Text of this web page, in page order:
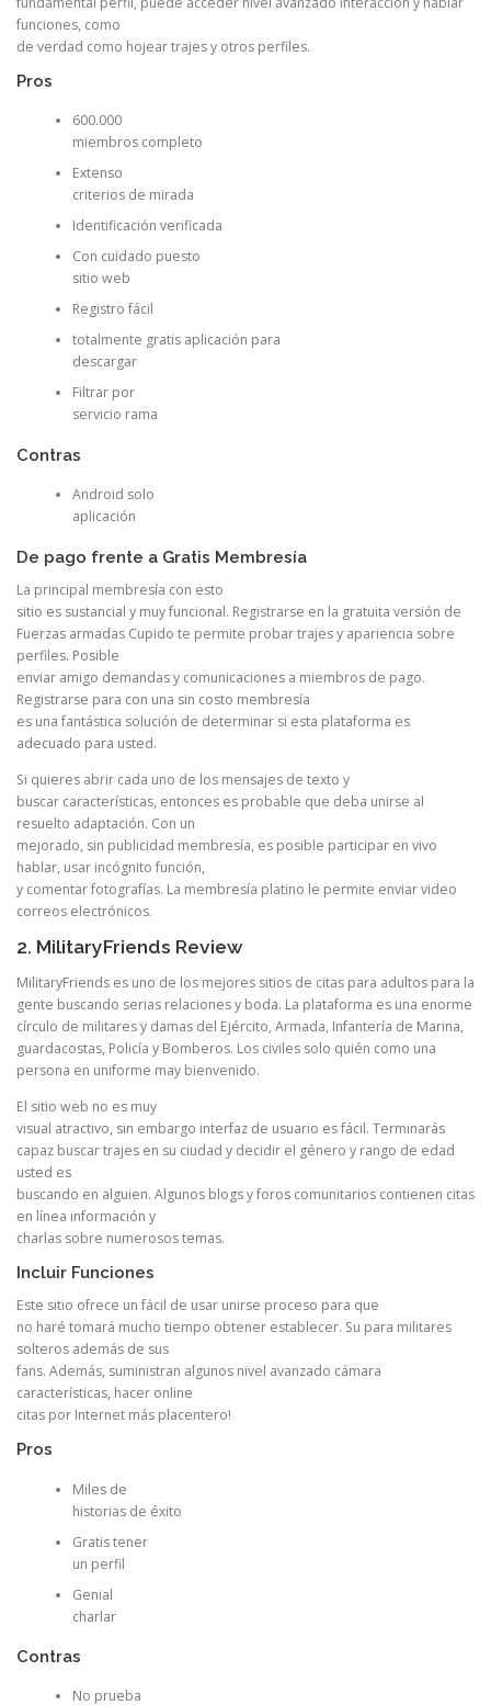
funciones, como
de verdad como hojear trajes y otros perfiles.
Pros
600.000
miembros completo
Extenso
criterios de mirada
Identificación verificada
Con cuidado puesto
sitio web
Registro fácil
totalmente gratis aplicación para
descargar
Filtrar por
servicio rama
Contras
Android solo
aplicación
De pago frente a Gratis Membresía
La principal membresía con esto
sitio es sustancial y muy funcional. Registrarse en la gratuita versión de
Fuerzas armadas Cupido te permite probar trajes y apariencia sobre
perfiles. Posible
enviar amigo demandas y comunicaciones a miembros de pago.
Registrarse para con una sin costo membresía
es una fantástica solución de determinar si esta plataforma es
adecuado para usted.
Si quieres abrir cada uno de los mensajes de texto y
buscar características, entonces es probable que deba unirse al
resuelto adaptación. Con un
mejorado, sin publicidad membresía, es posible participar en vivo
hablar, usar incógnito función,
y comentar fotografías. La membresía platino le permite enviar video
correos electrónicos.
2. MilitaryFriends Review
MilitaryFriends es uno de los mejores sitios de citas para adultos para la
gente buscando serias relaciones y boda. La plataforma es una enorme
círculo de militares y damas del Ejército, Armada, Infantería de Marina,
guardacostas, Policía y Bomberos. Los civiles solo quién como una
persona en uniforme may bienvenido.
El sitio web no es muy
visual atractivo, sin embargo interfaz de usuario es fácil. Terminarás
capaz buscar trajes en su ciudad y decidir el género y rango de edad
usted es
buscando en alguien. Algunos blogs y foros comunitarios contienen citas
en línea información y
charlas sobre numerosos temas.
Incluir Funciones
Este sitio ofrece un fácil de usar unirse proceso para que
no haré tomará mucho tiempo obtener establecer. Su para militares
solteros además de sus
fans. Además, suministran algunos nivel avanzado cámara
características, hacer online
citas por Internet más placentero!
Pros
Miles de
historias de éxito
Gratis tener
un perfil
Genial
charlar
Contras
No prueba